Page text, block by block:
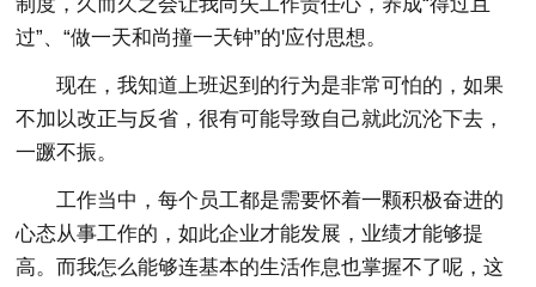
过”、“做一天和尚撞一天钟”的'应付思想。
现在，我知道上班迟到的行为是非常可怕的，如果
不加以改正与反省，很有可能导致自己就此沉沦下去，
一蹶不振。
工作当中，每个员工都是需要怀着一颗积极奋进的
心态从事工作的，如此企业才能发展，业绩才能够提
高。而我怎么能够连基本的生活作息也掌握不了呢，这